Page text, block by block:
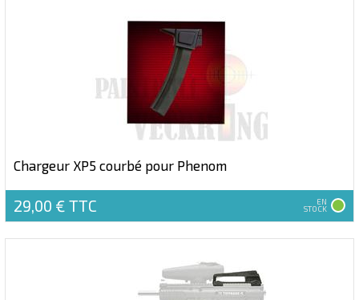
Chargeur XP5 courbé pour Phenom
29,00 € TTC EN
STOCK